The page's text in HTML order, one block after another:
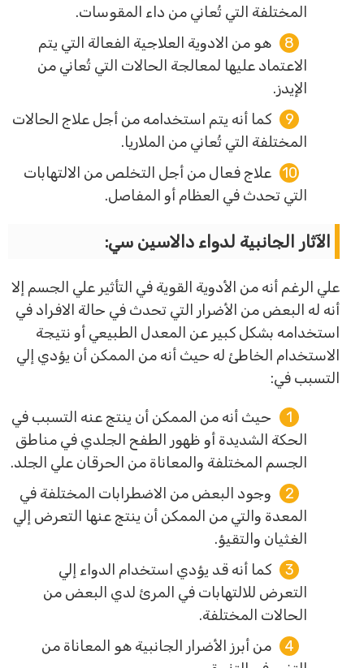
المختلفة التي تُعاني من داء المقوسات.
هو من الادوية العلاجية الفعالة التي يتم
الاعتماد عليها لمعالجة الحالات التي تُعاني من
الإيدز.
كما أنه يتم استخدامه من أجل علاج الحالات
المختلفة التي تُعاني من الملاريا.
علاج فعال من أجل التخلص من الالتهابات
التي تحدث في العظام أو المفاصل.
الآثار الجانبية لدواء دالاسين سي:
علي الرغم أنه من الأدوية القوية في التأثير علي الجسم إلا
أنه له البعض من الأضرار التي تحدث في حالة الافراد في
استخدامه بشكل كبير عن المعدل الطبيعي أو نتيجة
الاستخدام الخاطئ له حيث أنه من الممكن أن يؤدي إلي
التسبب في:
حيث أنه من الممكن أن ينتج عنه التسبب في
الحكة الشديدة أو ظهور الطفح الجلدي في مناطق
الجسم المختلفة والمعاناة من الحرقان علي الجلد.
وجود البعض من الاضطرابات المختلفة في
المعدة والتي من الممكن أن ينتج عنها التعرض إلي
الغثيان والتقيؤ.
كما أنه قد يؤدي استخدام الدواء إلي
التعرض للالتهابات في المرئ لدي البعض من
الحالات المختلفة.
من أبرز الأضرار الجانبية هو المعاناة من